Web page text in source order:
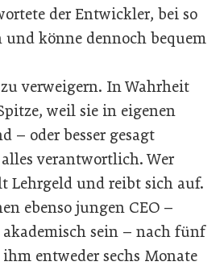
der Entwickler, bei so
und könne dennoch bequem
verweigern. In Wahrheit
weil sie in eigenen
– oder besser gesagt
verantwortlich. Wer
Lehrgeld und reibt sich auf.
ebenso jungen CEO –
sein – nach fünf
entweder sechs Monate